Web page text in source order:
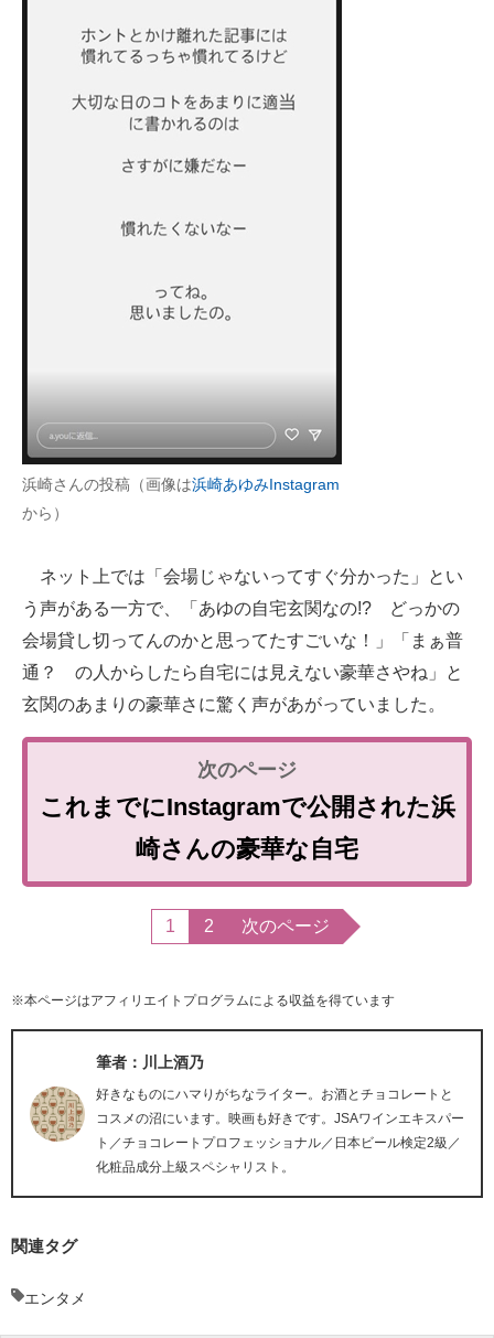
浜崎さんの投稿（画像は浜崎あゆみInstagram
から）
ネット上では「会場じゃないってすぐ分かった」とい
う声がある一方で、「あゆの自宅玄関なの!? どっかの
会場貸し切ってんのかと思ってたすごいな！」「まぁ普
通？ の人からしたら自宅には見えない豪華さやね」と
玄関のあまりの豪華さに驚く声があがっていました。
これまでにInstagramで公開された浜
崎さんの豪華な自宅
1 2 次のページ
※本ページはアフィリエイトプログラムによる収益を得ています
筆者：川上酒乃
好きなものにハマりがちなライター。お酒とチョコレートと
コスメの沼にいます。映画も好きです。JSAワインエキスパー
ト／チョコレートプロフェッショナル／日本ビール検定2級／
化粧品成分上級スペシャリスト。
関連タグ
エンタメ